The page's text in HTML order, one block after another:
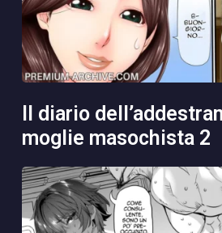
moglie masochista 2